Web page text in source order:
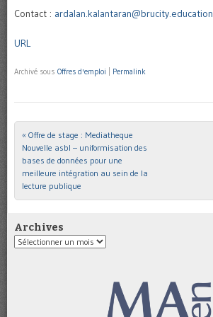
Contact : ardalan.kalantaran@brucity.education
URL
Archivé sous Offres d'emploi Permalink
Post navigation
« Offre de stage : Mediatheque
Nouvelle asbl – uniformisation des
bases de données pour une
meilleure intégration au sein de la
lecture publique
Archives
Archives